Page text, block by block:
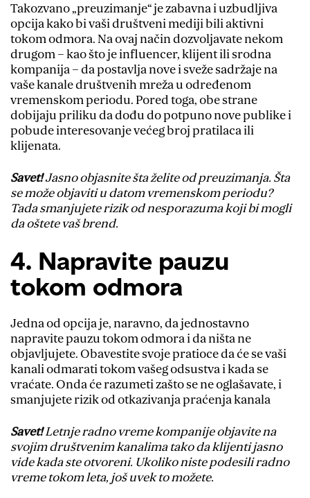
Takozvano „preuzimanje“ je zabavna i uzbudljiva
opcija kako bi vaši društveni mediji bili aktivni
tokom odmora. Na ovaj način dozvoljavate nekom
drugom – kao što je influencer, klijent ili srodna
kompanija – da postavlja nove i sveže sadržaje na
vaše kanale društvenih mreža u određenom
vremenskom periodu. Pored toga, obe strane
dobijaju priliku da dođu do potpuno nove publike i
pobude interesovanje većeg broj pratilaca ili
klijenata.
Savet!Jasno objasnite šta želite od preuzimanja. Šta
se može objaviti u datom vremenskom periodu?
Tada smanjujete rizik od nesporazuma koji bi mogli
da oštete vaš brend.
4. Napravite pauzu
tokom odmora
Jedna od opcija je, naravno, da jednostavno
napravite pauzu tokom odmora i da ništa ne
objavljujete. Obavestite svoje pratioce da će se vaši
kanali odmarati tokom vašeg odsustva i kada se
vraćate. Onda će razumeti zašto se ne oglašavate, i
smanjujete rizik od otkazivanja praćenja kanala
Savet!Letnje radno vreme kompanije objavite na
svojim društvenim kanalima tako da klijenti jasno
vide kada ste otvoreni. Ukoliko niste podesili radno
vreme tokom leta, još uvek to možete.